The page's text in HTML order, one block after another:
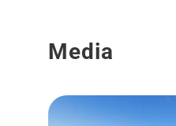
Media